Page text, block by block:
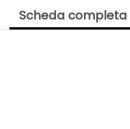
Scheda completa